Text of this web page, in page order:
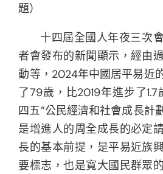
題）
十四屆全國人年夜三次
者會發布的新聞顯示，經由
動等，2024年中國居平易近
了79歲，比2019年進步了
四五”公民經濟和社會成長計
是增進人的周全成長的必定
長的基本前提，是平易近族
要標志，也是寬大國民群眾